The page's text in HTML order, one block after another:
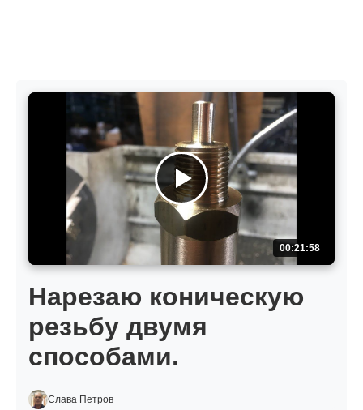
00:21:58
Нарезаю коническую
резьбу двумя
способами.
Слава Петров